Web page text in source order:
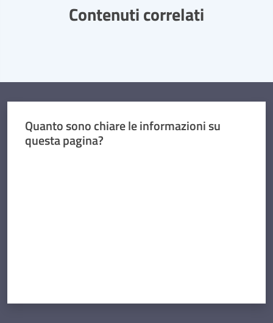
Contenuti correlati
Quanto sono chiare le informazioni su
questa pagina?